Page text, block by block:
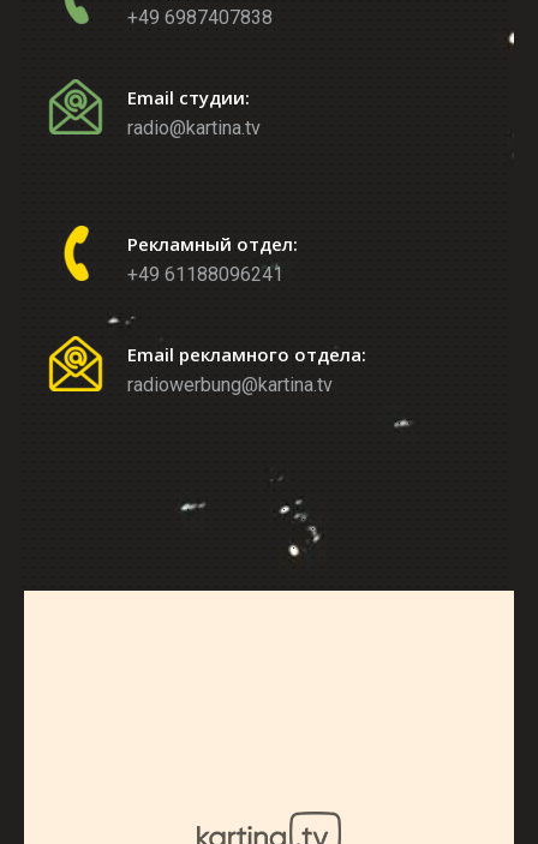
+49 6987407838
Email студии:
radio@kartina.tv
Рекламный отдел:
+49 61188096241
Email рекламного отдела:
radiowerbung@kartina.tv